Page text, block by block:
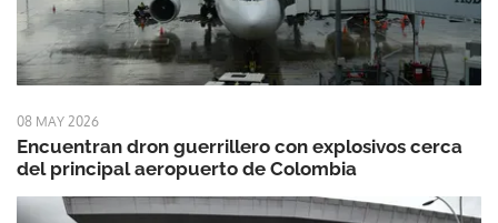
08 MAY 2026
Encuentran dron guerrillero con explosivos cerca
del principal aeropuerto de Colombia